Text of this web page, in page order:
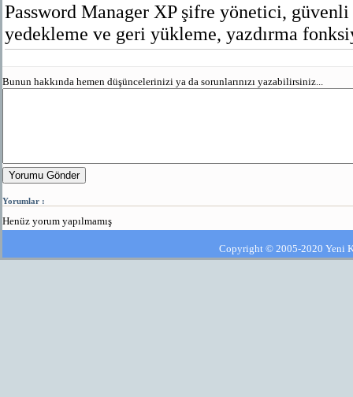
Password Manager XP şifre yönetici,
yedekleme ve geri yükleme, yazdırma
Bunun hakkında hemen düşüncelerinizi ya da sorunlarınızı yazabilirsiniz...
Yorumu Gönder
Yorumlar :
Henüz yorum yapılmamış
Copyright © 2005-2020 Yeni